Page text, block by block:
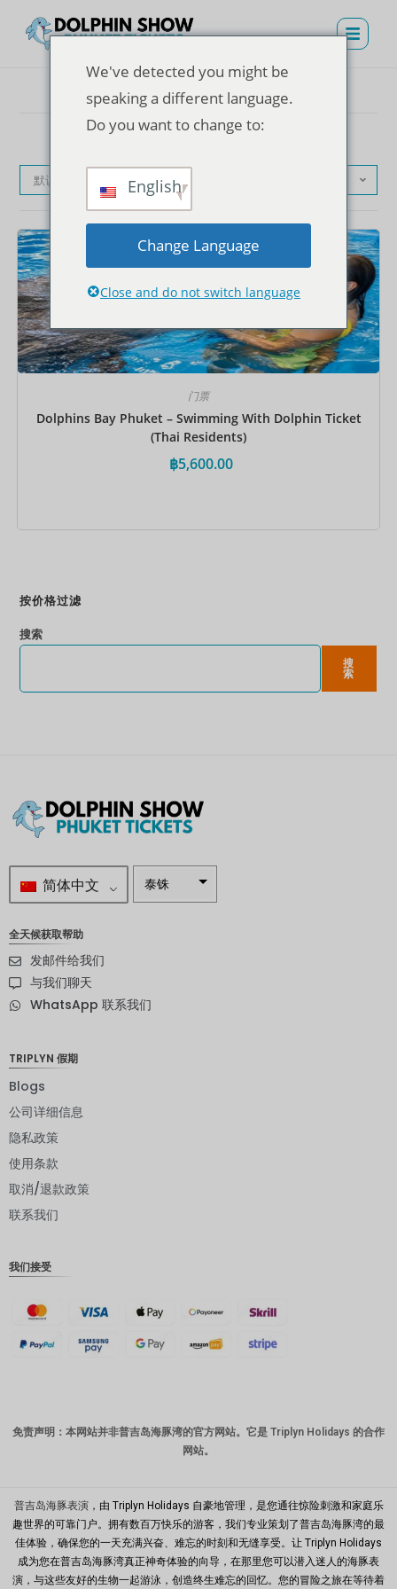
默认产品排序
门票
Dolphins Bay Phuket – Swimming With Dolphin Ticket
(Thai Residents)
฿5,600.00
按价格过滤
搜索
搜
索
简体中文 泰铢
挪威克朗
新台币
马来西亚
PHP
港币
新加坡元
全天候获取帮助
发邮件给我们
与我们聊天
WhatsApp 联系我们
TRIPLYN 假期
Blogs
公司详细信息
隐私政策
使用条款
取消/退款政策
联系我们
我们接受
免责声明：本网站并非普吉岛海豚湾的官方网站。它是 Triplyn Holidays 的合作
网站。
普吉岛海豚表演，由 Triplyn Holidays 自豪地管理，是您通往惊险刺激和家庭乐
趣世界的可靠门户。拥有数百万快乐的游客，我们专业策划了普吉岛海豚湾的最
佳体验，确保您的一天充满兴奋、难忘的时刻和无缝享受。让 Triplyn Holidays
成为您在普吉岛海豚湾真正神奇体验的向导，在那里您可以潜入迷人的海豚表
演，与这些友好的生物一起游泳，创造终生难忘的回忆。您的冒险之旅在等待着
We've detected you might be
speaking a different language.
Do you want to change to:
English
Change Language
Close and do not switch language